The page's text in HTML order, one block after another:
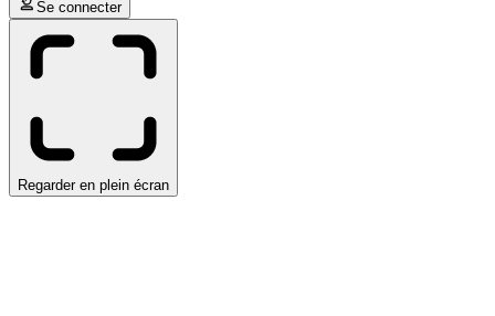
Se connecter
Regarder en plein écran